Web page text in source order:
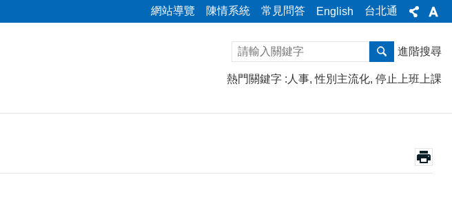
網站導覽 陳情系統 常見問答 English 台北通
進階搜尋
熱門關鍵字 人事 性別主流化 停止上班上課